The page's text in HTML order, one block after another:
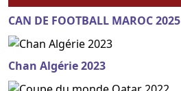
CAN DE FOOTBALL MAROC 2025
Chan Algérie 2023